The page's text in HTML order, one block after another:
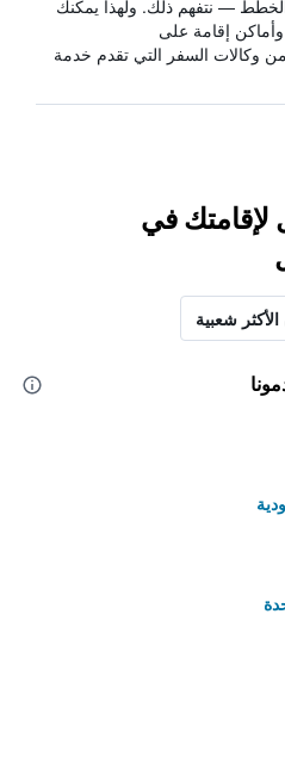
الخطط — نتفهم ذلك. ولهذا يمكنك
إقامة على
HotelsCombined من وكالات السفر التي تقدم خدمة
لإقامتك في
شعبية